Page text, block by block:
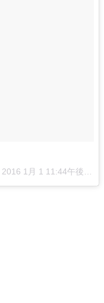
2016 1月 1 11:44午後 PST